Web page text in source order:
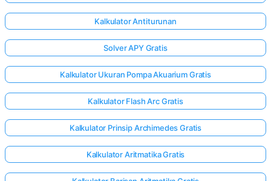
Kalkulator Antiturunan
Solver APY Gratis
Kalkulator Ukuran Pompa Akuarium Gratis
Kalkulator Flash Arc Gratis
Kalkulator Prinsip Archimedes Gratis
Kalkulator Aritmatika Gratis